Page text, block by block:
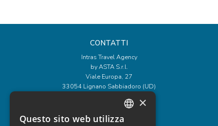
CONTATTI
Intras Travel Agency
by ASTA S.r.l.
Viale Europa, 27
33054 Lignano Sabbiadoro (UD)
intras@intras.it ×
Questo sito web utilizza